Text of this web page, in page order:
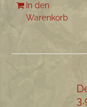
In den
Warenkorb